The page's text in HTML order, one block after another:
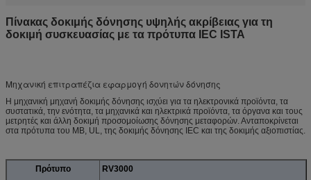
Πίνακας δοκιμής δόνησης υψηλής ακρίβειας για τη
δοκιμή συσκευασίας με τα πρότυπα IEC ISTA
Μηχανική επιτραπέζια εφαρμογή δονητών δόνησης
Η μηχανική μηχανή δοκιμής δόνησης ισχύει για τα ηλεκτρονικά προϊόντα, τα
συστατικά, την ενότητα, τα μηχανικά και ηλεκτρικά προϊόντα, τα όργανα και τους
μετρητές και άλλη δοκιμή προσομοίωσης δόνησης μεταφορών. Ανταποκρίνεται
στα πρότυπα του ΜΒ, UL, της δοκιμής δόνησης IEC και της δοκιμής αξιοπιστίας.
Πρότυπο RV3000